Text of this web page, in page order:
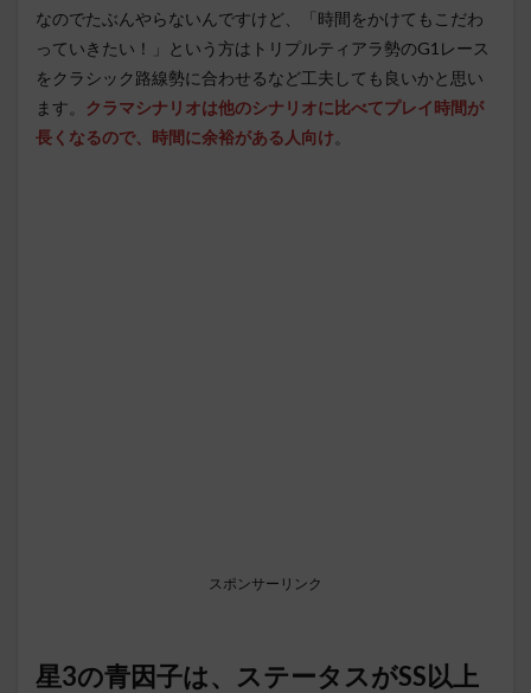
なのでたぶんやらないんですけど、「時間をかけてもこだわ
っていきたい！」という方はトリプルティアラ勢のG1レース
をクラシック路線勢に合わせるなど工夫しても良いかと思い
ます。
クラマシナリオは他のシナリオに比べてプレイ時間が
長くなるので、時間に余裕がある人向け。
スポンサーリンク
星3の青因子は、ステータスがSS以上